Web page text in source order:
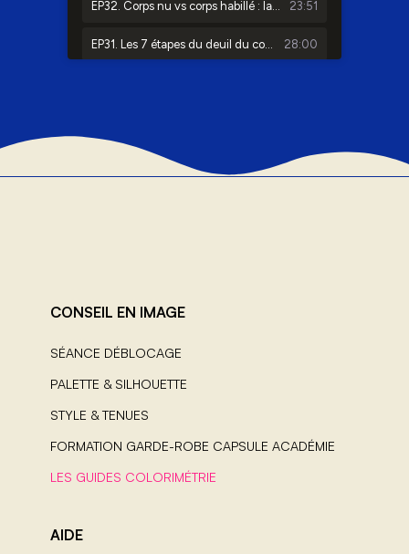
CONSEIL EN IMAGE
SÉANCE DÉBLOCAGE
PALETTE & SILHOUETTE
STYLE & TENUES
FORMATION GARDE-ROBE CAPSULE ACADÉMIE
LES GUIDES COLORIMÉTRIE
AIDE